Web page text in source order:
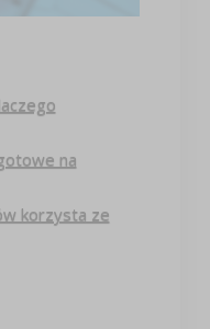
na
korzysta ze